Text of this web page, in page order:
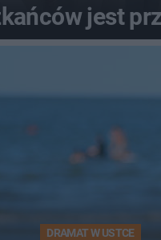
jest
DRAMAT W USTCE